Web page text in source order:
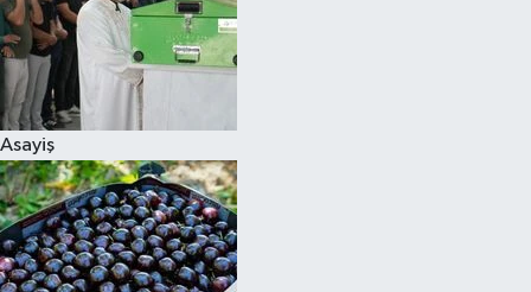
Asayiş
Yaşam-Çevre